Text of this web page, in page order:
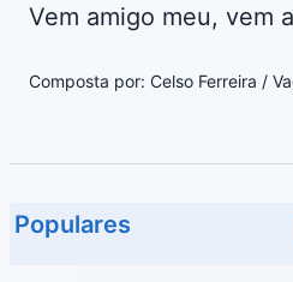
Vem amigo meu, vem
Composta por: Celso Ferreira /
Populares